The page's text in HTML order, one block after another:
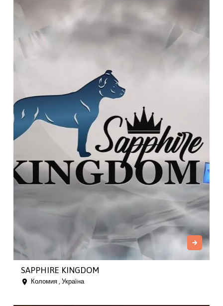
SAPPHIRE KINGDOM
Коломия , Україна